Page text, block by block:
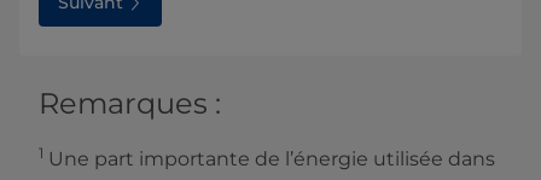
Remarques :
1 Une part importante de l’énergie utilisée dans